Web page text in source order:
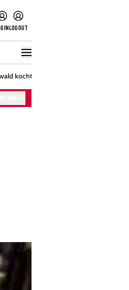
LOGOUT
kocht